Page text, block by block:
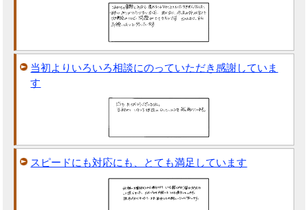
当初よりいろいろ相談にのっていただき感謝していま
す
スピードにも対応にも、とても満足しています